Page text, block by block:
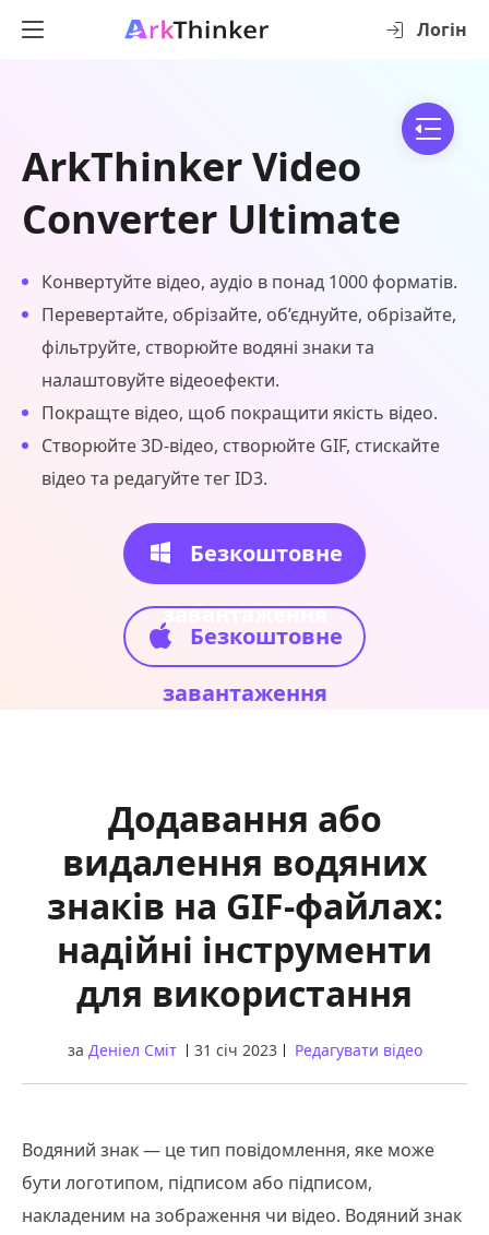
Логін
ArkThinker Video
Converter Ultimate
Конвертуйте відео, аудіо в понад 1000 форматів.
Перевертайте, обрізайте, об’єднуйте, обрізайте,
фільтруйте, створюйте водяні знаки та
налаштовуйте відеоефекти.
Покращте відео, щоб покращити якість відео.
Створюйте 3D-відео, створюйте GIF, стискайте
відео та редагуйте тег ID3.
Безкоштовне
завантаження
Безкоштовне
завантаження
Додавання або
видалення водяних
знаків на GIF-файлах:
надійні інструменти
для використання
за Деніел Сміт 31 січ 2023 Редагувати відео
Водяний знак — це тип повідомлення, яке може
бути логотипом, підписом або підписом,
накладеним на зображення чи відео. Водяний знак